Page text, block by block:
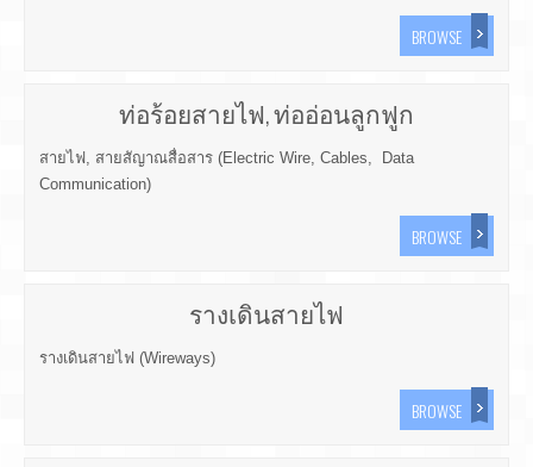
BROWSE
ท่อร้อยสายไฟ, ท่ออ่อนลูกฟูก
สายไฟ, สายสัญาณสื่อสาร (Electric Wire, Cables, Data
Communication)
BROWSE
รางเดินสายไฟ
รางเดินสายไฟ (Wireways)
BROWSE